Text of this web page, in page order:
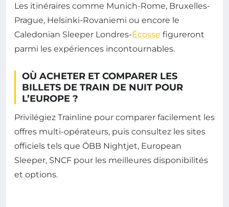
Les itinéraires comme Munich-Rome, Bruxelles-
Prague, Helsinki-Rovaniemi ou encore le
Caledonian Sleeper Londres-Écosse figureront
parmi les expériences incontournables.
OÙ ACHETER ET COMPARER LES
BILLETS DE TRAIN DE NUIT POUR
L’EUROPE ?
Privilégiez Trainline pour comparer facilement les
offres multi-opérateurs, puis consultez les sites
officiels tels que ÖBB Nightjet, European
Sleeper, SNCF pour les meilleures disponibilités
et options.